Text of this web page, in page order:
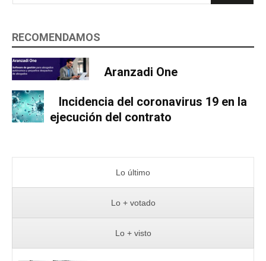
RECOMENDAMOS
Aranzadi One
Incidencia del coronavirus 19 en la
ejecución del contrato
Lo último
Lo + votado
Lo + visto